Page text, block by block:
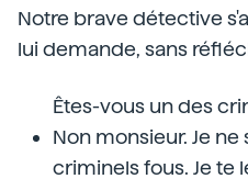
Notre brave détective
lui demande, sans
Êtes-vous un des
Non monsieur. Je
criminels fous. Je te